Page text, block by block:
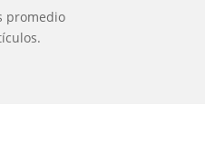
promedio